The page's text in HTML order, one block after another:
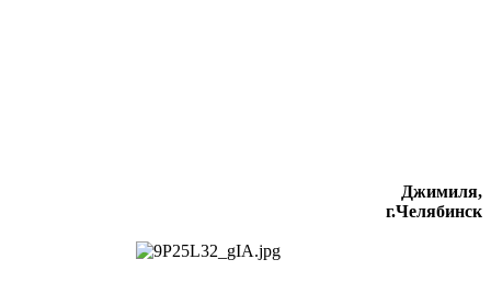
Джимиля,
г.Челябинск